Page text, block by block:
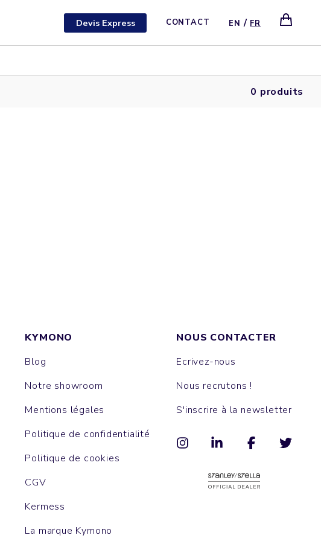
Devis Express CONTACT EN / FR
0 produits
KYMONO
Blog
Notre showroom
Mentions légales
Politique de confidentialité
Politique de cookies
CGV
Kermess
La marque Kymono
NOUS CONTACTER
Ecrivez-nous
Nous recrutons !
S'inscrire à la newsletter